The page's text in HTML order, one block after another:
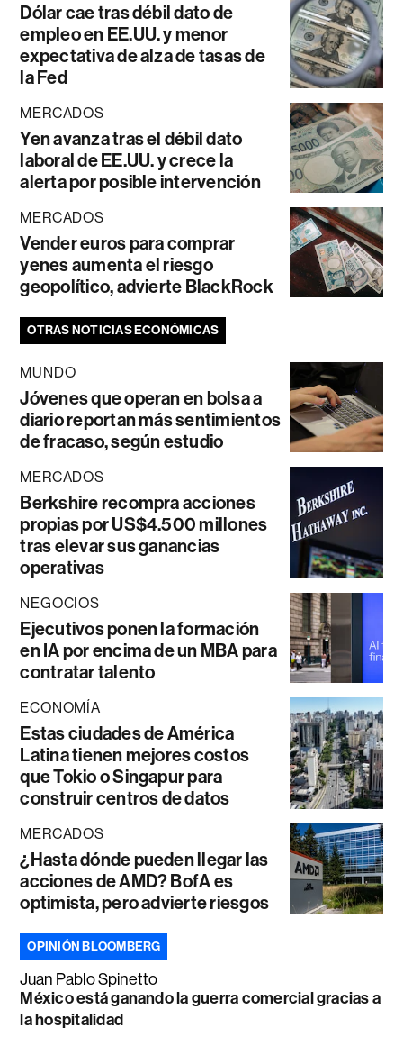
Dólar cae tras débil dato de
empleo en EE.UU. y menor
expectativa de alza de tasas de
la Fed
MERCADOS
Yen avanza tras el débil dato
laboral de EE.UU. y crece la
alerta por posible intervención
MERCADOS
Vender euros para comprar
yenes aumenta el riesgo
geopolítico, advierte BlackRock
OTRAS NOTICIAS ECONÓMICAS
MUNDO
Jóvenes que operan en bolsa a
diario reportan más sentimientos
de fracaso, según estudio
MERCADOS
Berkshire recompra acciones
propias por US$4.500 millones
tras elevar sus ganancias
operativas
NEGOCIOS
Ejecutivos ponen la formación
en IA por encima de un MBA para
contratar talento
ECONOMÍA
Estas ciudades de América
Latina tienen mejores costos
que Tokio o Singapur para
construir centros de datos
MERCADOS
¿Hasta dónde pueden llegar las
acciones de AMD? BofA es
optimista, pero advierte riesgos
OPINIÓN BLOOMBERG
Juan Pablo Spinetto
México está ganando la guerra comercial gracias a
la hospitalidad